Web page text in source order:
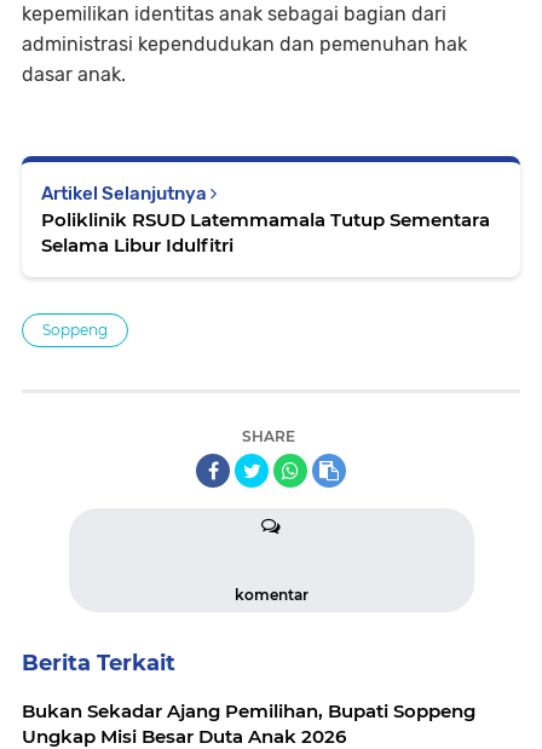
kepemilikan identitas anak sebagai bagian dari
administrasi kependudukan dan pemenuhan hak
dasar anak.
Artikel Selanjutnya
Poliklinik RSUD Latemmamala Tutup Sementara
Selama Libur Idulfitri
Soppeng
SHARE
komentar
Berita Terkait
Bukan Sekadar Ajang Pemilihan, Bupati Soppeng
Ungkap Misi Besar Duta Anak 2026